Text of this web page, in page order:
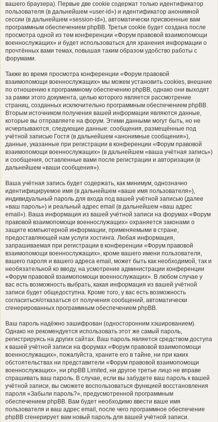
вашего браузера). Первые две cookie содержат только идентификатор
пользователя (в дальнейшем «user-id») и идентификатор анонимной
сессии (в дальнейшем «session-id»), автоматически присвоенные вам
программным обеспечением phpBB. Третья cookie будет создана после
просмотра одной из тем конференции «Форум правовой взаимопомощи
военнослужащих» и будет использоваться для хранения информации о
прочтённых вами темах, повышая таким образом удобство работы с
форумами.
Также во время просмотра конференции «Форум правовой
взаимопомощи военнослужащих» мы можем установить cookies, внешние
по отношению к программному обеспечению phpBB, однако они выходят
за рамки этого документа, целью которого является рассмотрение
страниц, созданных исключительно программным обеспечением phpBB.
Вторым источником получения вашей информации являются данные,
которые вы отправляете на форум. Этими данными могут быть, но не
исчерпываются, следующие данные: сообщения, размещённые под
учётной записью Гостя (в дальнейшем «анонимные сообщения»),
данные, указанные при регистрации в конференции «Форум правовой
взаимопомощи военнослужащих» (в дальнейшем «ваша учётная запись»)
и сообщения, оставленные вами после регистрации и авторизации (в
дальнейшем «ваши сообщения»).
Ваша учётная запись будет содержать, как минимум, однозначно
идентифицируемое имя (в дальнейшем «ваше имя пользователя»),
индивидуальный пароль для входа под вашей учётной записью (далее
«ваш пароль») и реальный адрес email (в дальнейшем «ваш адрес
email»). Ваша информация из вашей учётной записи на форумах «Форум
правовой взаимопомощи военнослужащих» охраняется законами о
защите компьютерной информации, применяемыми в стране,
предоставляющей нам услуги хостинга. Любая информация,
запрашиваемая при регистрации в конференции «Форум правовой
взаимопомощи военнослужащих», кроме вашего имени пользователя,
вашего пароля и вашего адреса email, может быть как необходимой, так и
необязательной ко вводу, на усмотрение администрации конференции
«Форум правовой взаимопомощи военнослужащих». В любом случае у
вас есть возможность выбрать, какая информация из вашей учётной
записи будет общедоступна. Кроме того, у вас есть возможность
согласиться/отказаться от получения сообщений, автоматически
сгенерированных программным обеспечением phpBB.
Ваш пароль надёжно зашифрован (односторонним хэшированием).
Однако не рекомендуется использовать этот же самый пароль,
регистрируясь на других сайтах. Ваш пароль является средством доступа
к вашей учётной записи на форумах «Форум правовой взаимопомощи
военнослужащих», пожалуйста, храните его в тайне, ни при каких
обстоятельствах ни представители «Форум правовой взаимопомощи
военнослужащих», ни phpBB Limited, ни другое третье лицо не вправе
спрашивать ваш пароль. В случае, если вы забудете ваш пароль к вашей
учётной записи, вы сможете воспользоваться функцией восстановления
пароля «Забыли пароль?», предусмотренной программным
обеспечением phpBB. Вам будет необходимо ввести ваше имя
пользователя и ваш адрес email, после чего программное обеспечение
phpBB сгенерирует вам новый пароль для вашей учётной записи.